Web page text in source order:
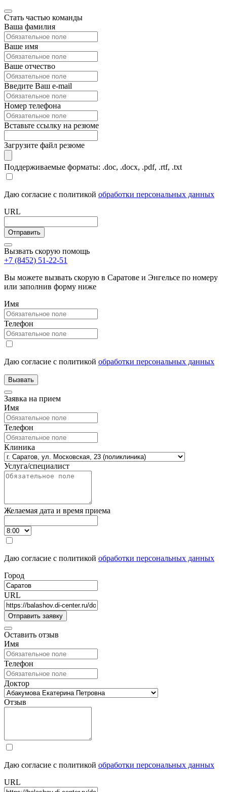
Стать частью команды
Ваша фамилия
Ваше имя
Ваше отчество
Введите Ваш e-mail
Номер телефона
Вставьте ссылку на резюме
Загрузите файл резюме
Поддерживаемые форматы: .doc, .docx, .pdf, .rtf, .txt
Даю согласие с политикой обработки персональных данных
URL
Вызвать скорую помощь
+7 (8452) 51-22-51
Вы можете вызвать скорую в Саратове и Энгельсе по номеру
или заполнив форму ниже
Имя
Телефон
Даю согласие с политикой обработки персональных данных
Заявка на прием
Имя
Телефон
Клиника
Услуга/специалист
Желаемая дата и время приема
Даю согласие с политикой обработки персональных данных
Город
URL
Оставить отзыв
Имя
Телефон
Доктор
Отзыв
Даю согласие с политикой обработки персональных данных
URL